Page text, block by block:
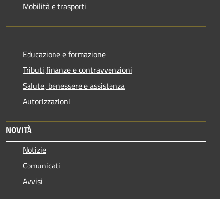
Mobilità e trasporti
Educazione e formazione
Tributi,finanze e contravvenzioni
Salute, benessere e assistenza
Autorizzazioni
NOVITÀ
Notizie
Comunicati
Avvisi